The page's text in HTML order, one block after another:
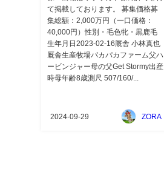
て掲載しております。 募集価格募
集総額：2,000万円（一口価格：
40,000円）性別・毛色牝・黒鹿毛
生年月日2023-02-16厩舎 小林真也
厩舎生産牧場パカパカファーム父ハ
ービンジャー母の父Get Stormy出産
時母年齢8歳測尺 507/160/...
2024-09-29 ZORA